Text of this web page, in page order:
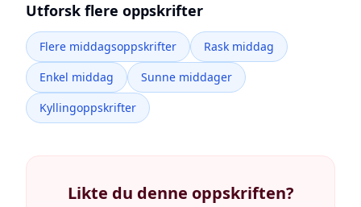
Utforsk flere oppskrifter
Flere middagsoppskrifter
Rask middag
Enkel middag
Sunne middager
Kyllingoppskrifter
Likte du denne oppskriften?